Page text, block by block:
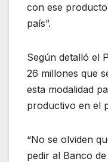
con ese
país”.
Según detalló el
26 millones que
esta modalidad
productivo en el
“No se olviden
pedir al Banco